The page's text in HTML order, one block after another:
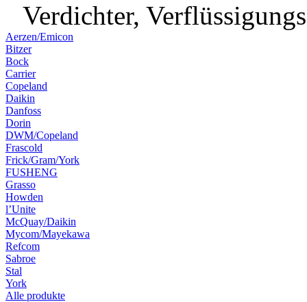
Verdichter,
Aerzen/Emicon
Bitzer
Bock
Carrier
Copeland
Daikin
Danfoss
Dorin
DWM/Copeland
Frascold
Frick/Gram/York
FUSHENG
Grasso
Howden
l’Unite
McQuay/Daikin
Mycom/Mayekawa
Refcom
Sabroe
Stal
York
Alle produkte